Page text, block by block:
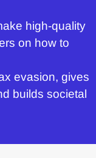
high-quality
on how to
evasion, gives
builds societal